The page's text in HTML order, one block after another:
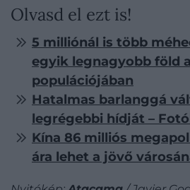
Olvasd el ezt is!
5 milliónál is több
egyik legnagyobb föld
populációjában
Hatalmas barlanggá
legrégebbi hídját –
Kína 86 milliós
ára lehet a jövő